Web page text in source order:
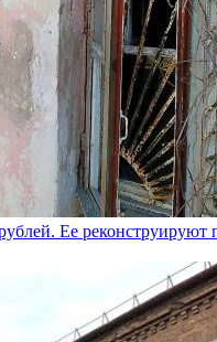
Ее реконструируют